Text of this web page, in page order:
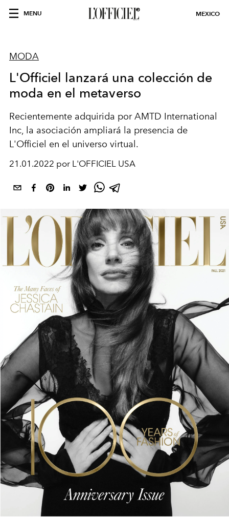
MENU MEXICO
MODA
L'Officiel lanzará una colección de
moda en el metaverso
Recientemente adquirida por AMTD International
Inc, la asociación ampliará la presencia de
L'Officiel en el universo virtual.
21.01.2022 por L'OFFICIEL USA